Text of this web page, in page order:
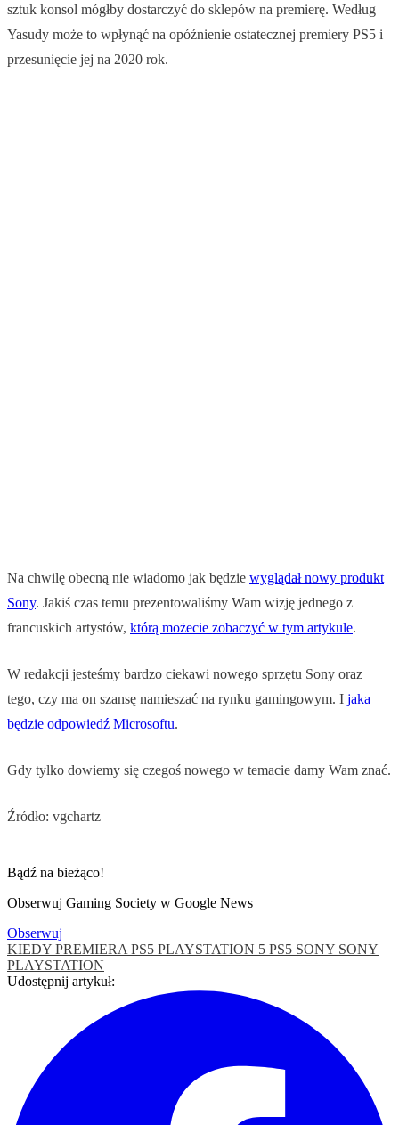
sztuk konsol mógłby dostarczyć do sklepów na premierę. Według
Yasudy może to wpłynąć na opóźnienie ostatecznej premiery PS5 i
przesunięcie jej na 2020 rok.
Na chwilę obecną nie wiadomo jak będzie wyglądał nowy produkt
Sony. Jakiś czas temu prezentowaliśmy Wam wizję jednego z
francuskich artystów, którą możecie zobaczyć w tym artykule.
W redakcji jesteśmy bardzo ciekawi nowego sprzętu Sony oraz
tego, czy ma on szansę namieszać na rynku gamingowym. I jaka
będzie odpowiedź Microsoftu.
Gdy tylko dowiemy się czegoś nowego w temacie damy Wam znać.
Źródło: vgchartz
Bądź na bieżąco!
Obserwuj Gaming Society w Google News
Obserwuj
KIEDY PREMIERA PS5 PLAYSTATION 5 PS5 SONY SONY
PLAYSTATION
Udostępnij artykuł: